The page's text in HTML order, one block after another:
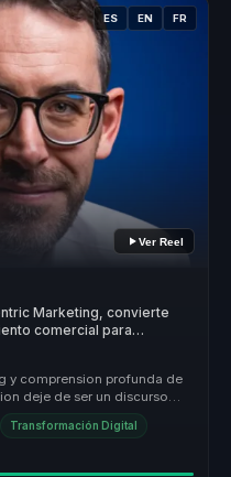
ES EN FR
Ver Reel
Marketing, convierte
comercial para
y comprension profunda de
deje de ser un discurso
Transformación Digital